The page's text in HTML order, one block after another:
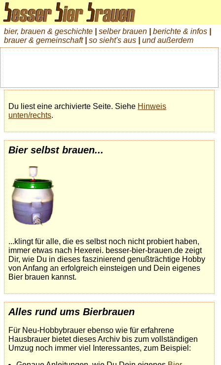
bier, brauen & geschichte selber brauen berichte & infos
brauer & gemeinschaft| so sieht's aus und außerdem
Du liest eine archivierte Seite. Siehe Hinweis
unten/rechts.
Bier selbst brauen...
...klingt für alle, die es selbst noch nicht probiert haben,
immer etwas nach Hexerei. besser-bier-brauen.de zeigt
Dir, wie Du in dieses faszinierend genußträchtige Hobby
von Anfang an erfolgreich einsteigen und Dein eigenes
Bier brauen kannst.
Alles rund ums Bierbrauen
Für Neu-Hobbybrauer ebenso wie für erfahrene
Hausbrauer bietet dieses Archiv bis zum vollständigen
Umzug noch immer viel Interessantes, zum Beispiel: